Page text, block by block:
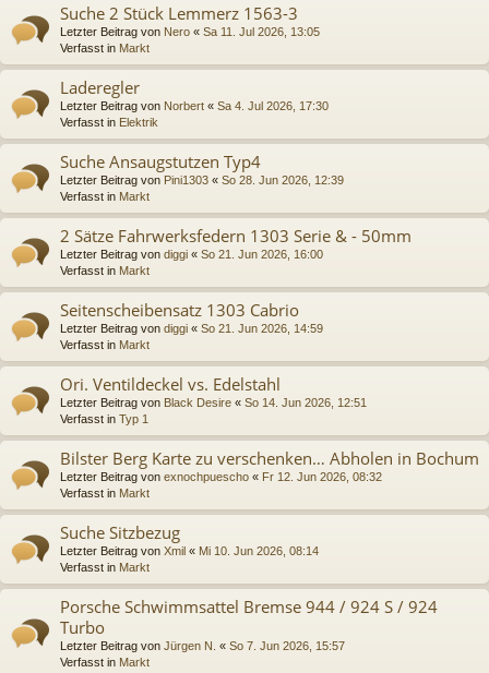
Suche 2 Stück Lemmerz 1563-3
Letzter Beitrag von Nero « Sa 11. Jul 2026, 13:05
Verfasst in Markt
Laderegler
Letzter Beitrag von Norbert « Sa 4. Jul 2026, 17:30
Verfasst in Elektrik
Suche Ansaugstutzen Typ4
Letzter Beitrag von Pini1303 « So 28. Jun 2026, 12:39
Verfasst in Markt
2 Sätze Fahrwerksfedern 1303 Serie & - 50mm
Letzter Beitrag von diggi « So 21. Jun 2026, 16:00
Verfasst in Markt
Seitenscheibensatz 1303 Cabrio
Letzter Beitrag von diggi « So 21. Jun 2026, 14:59
Verfasst in Markt
Ori. Ventildeckel vs. Edelstahl
Letzter Beitrag von Black Desire « So 14. Jun 2026, 12:51
Verfasst in Typ 1
Bilster Berg Karte zu verschenken… Abholen in Bochum
Letzter Beitrag von exnochpuescho « Fr 12. Jun 2026, 08:32
Verfasst in Markt
Suche Sitzbezug
Letzter Beitrag von Xmil « Mi 10. Jun 2026, 08:14
Verfasst in Markt
Porsche Schwimmsattel Bremse 944 / 924 S / 924
Turbo
Letzter Beitrag von Jürgen N. « So 7. Jun 2026, 15:57
Verfasst in Markt